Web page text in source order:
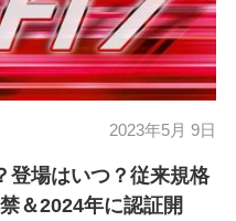
2023年5月 9日
登場はいつ？従来規格
＆2024年に認証開